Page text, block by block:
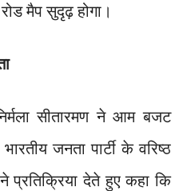
मैप सुदृढ़ होगा।
सीतारमण ने आम बजट
जनता पार्टी के वरिष्ठ
प्रतिक्रिया देते हुए कहा कि